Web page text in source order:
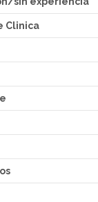
Clinica